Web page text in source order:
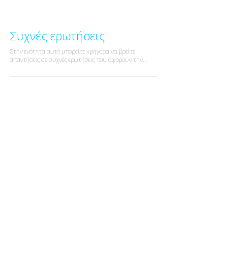
Συχνές ερωτήσεις
Στην ενότητα αυτή μπορείτε γρήγορα να βρείτε
απαντήσεις σε συχνές ερωτήσεις που αφορούν την...